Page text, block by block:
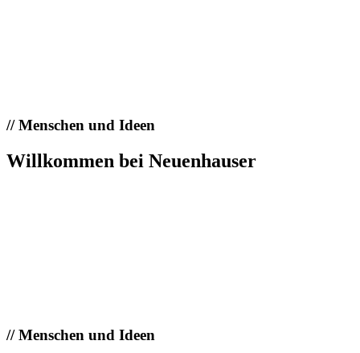
//Menschen und Ideen
Willkommen bei Neuenhauser
//Menschen und Ideen